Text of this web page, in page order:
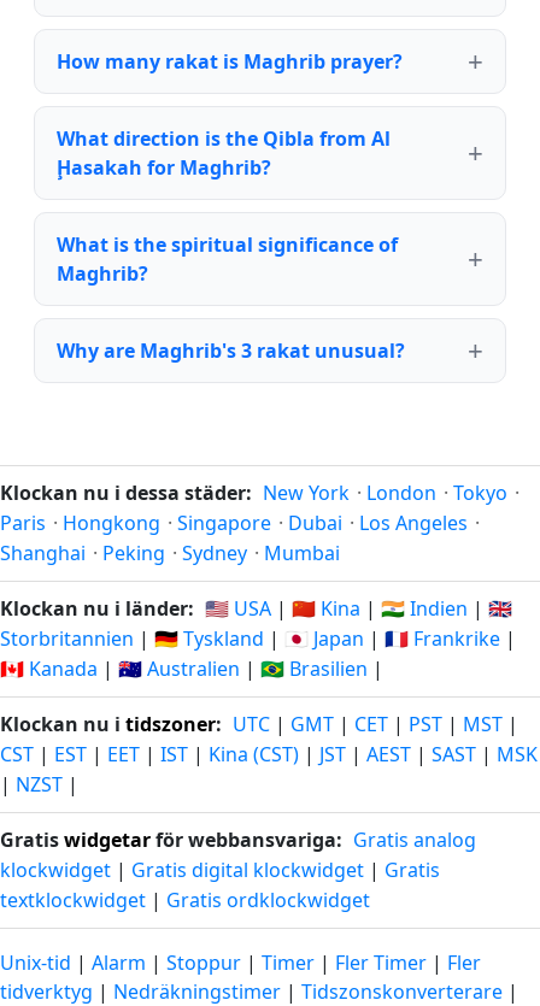
How many rakat is Maghrib prayer?
What direction is the Qibla from Al
Ḩasakah for Maghrib?
What is the spiritual significance of
Maghrib?
Why are Maghrib's 3 rakat unusual?
Klockan nu i dessa städer: New York · London · Tokyo ·
Paris · Hongkong · Singapore · Dubai · Los Angeles ·
Shanghai · Peking · Sydney · Mumbai
Klockan nu i länder: 🇺🇸 USA | 🇨🇳 Kina | 🇮🇳 Indien | 🇬🇧
Storbritannien | 🇩🇪 Tyskland | 🇯🇵 Japan | 🇫🇷 Frankrike |
🇨🇦 Kanada | 🇦🇺 Australien | 🇧🇷 Brasilien |
Klockan nu i tidszoner: UTC | GMT | CET | PST | MST |
CST | EST | EET | IST | Kina (CST) | JST | AEST | SAST | MSK
| NZST |
Gratiswidgetarför webbansvariga: Gratis analog
klockwidget | Gratis digital klockwidget | Gratis
textklockwidget | Gratis ordklockwidget
Unix-tid | Alarm | Stoppur | Timer | Fler Timer | Fler
tidverktyg | Nedräkningstimer | Tidszonskonverterare |